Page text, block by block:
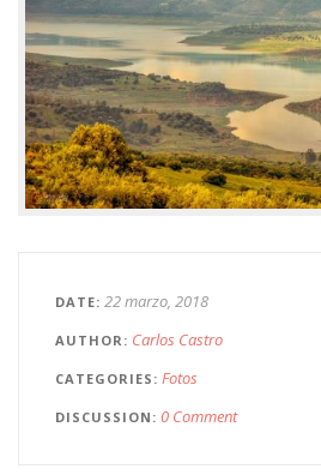
DATE 22 marzo, 2018
AUTHOR Carlos Castro
CATEGORIES Fotos
DISCUSSION 0 Comment